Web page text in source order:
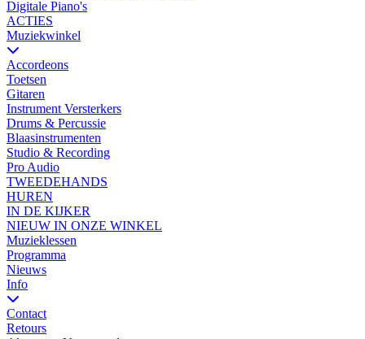
Digitale Piano's
ACTIES
Muziekwinkel
Accordeons
Toetsen
Gitaren
Instrument Versterkers
Drums & Percussie
Blaasinstrumenten
Studio & Recording
Pro Audio
TWEEDEHANDS
HUREN
IN DE KIJKER
NIEUW IN ONZE WINKEL
Muzieklessen
Programma
Nieuws
Info
Contact
Retours